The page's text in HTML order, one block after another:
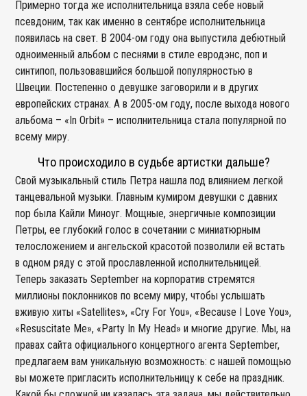
Примерно тогда же исполнительница взяла себе новый
псевдоним, так как именно в сентябре исполнительница
появилась на свет. В 2004-ом году она выпустила дебютный
одноименный альбом с песнями в стиле евродэнс, поп и
синтипоп, пользовавшийся большой популярностью в
Швеции. Постепенно о девушке заговорили и в других
европейских странах. А в 2005-ом году, после выхода нового
альбома – «In Orbit» – исполнительница стала популярной по
всему миру.
Что происходило в судьбе артистки дальше?
Свой музыкальный стиль Петра нашла под влиянием легкой
танцевальной музыки. Главным кумиром девушки с давних
пор была Кайли Миноуг. Мощные, энергичные композиции
Петры, ее глубокий голос в сочетании с миниатюрным
телосложением и ангельской красотой позволили ей встать
в одном ряду с этой прославленной исполнительницей.
Теперь заказать September на корпоратив стремятся
миллионы поклонников по всему миру, чтобы услышать
вживую хиты «Satellites», «Cry For You», «Because I Love You»,
«Resuscitate Me», «Party In My Head» и многие другие. Мы, на
правах сайта официального концертного агента September,
предлагаем вам уникальную возможность: с нашей помощью
вы можете пригласить исполнительницу к себе на праздник.